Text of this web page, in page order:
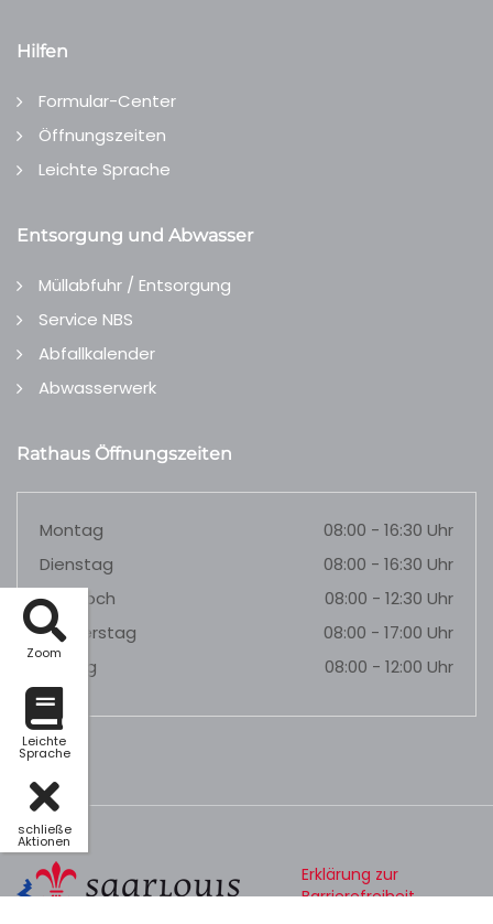
Zoom
Leichte
Sprache
schließe
Aktionen
Hilfen
Formular-Center
Öffnungszeiten
Leichte Sprache
Entsorgung und Abwasser
Müllabfuhr / Entsorgung
Service NBS
Abfallkalender
Abwasserwerk
Rathaus Öffnungszeiten
Montag
08:00 - 16:30 Uhr
Dienstag
08:00 - 16:30 Uhr
Mittwoch
08:00 - 12:30 Uhr
Donnerstag
08:00 - 17:00 Uhr
Freitag
08:00 - 12:00 Uhr
Erklärung zur
Barrierefreiheit